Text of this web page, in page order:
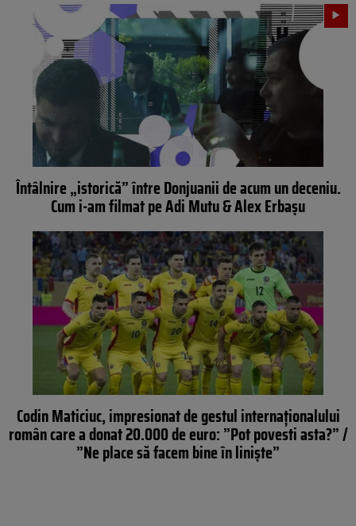
Întâlnire „istorică” între Donjuanii de acum un deceniu.
Cum i-am filmat pe Adi Mutu & Alex Erbașu
Codin Maticiuc, impresionat de gestul internaționalului
român care a donat 20.000 de euro: ”Pot povesti asta?” /
”Ne place să facem bine în liniște”